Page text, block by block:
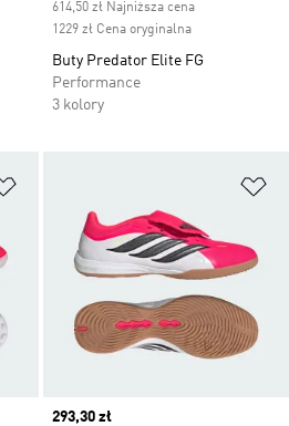
614,50 zł Najniższa cena
1229 zł Cena oryginalna
Buty Predator Elite FG
Performance
3 kolory
Current price
293,30 zł